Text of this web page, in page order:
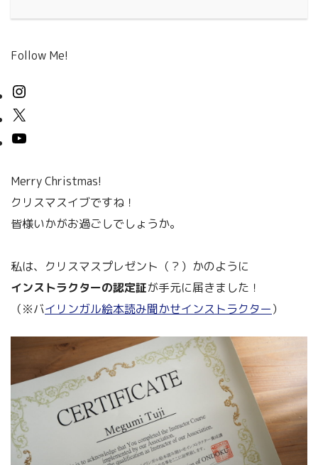
Follow Me!
Merry Christmas!
クリスマスイブですね！
皆様いかがお過ごしでしょうか。
私は、クリスマスプレゼント（？）かのように
インストラクターの認定証が手元に届きました！
（※バイリンガル絵本読み聞かせインストラクター）